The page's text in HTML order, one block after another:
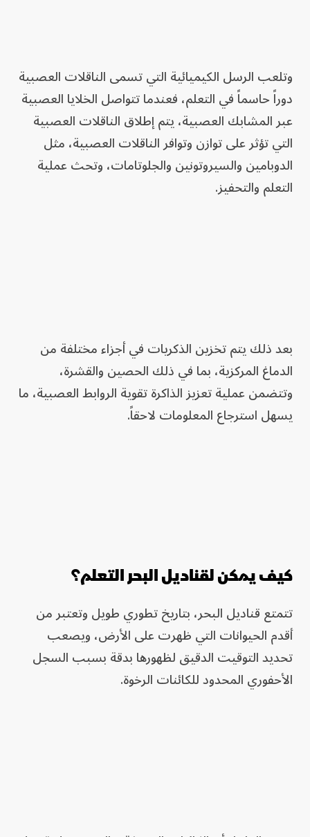
وتلعب الرسل الكيميائية التي تسمى الناقلات العصبية
دوراً حاسماً في التعلم، فعندما تتواصل الخلايا العصبية
عبر المشابك العصبية، يتم إطلاق الناقلات العصبية
التي تؤثر على توازن وتوافر الناقلات العصبية، مثل
الدوبامين والسيروتونين والجلوتامات، وتحث عملية
التعلم والتحفيز.
بعد ذلك يتم تخزين الذكريات في أجزاء مختلفة من
الدماغ المركزية، بما في ذلك الحصين والقشرة،
وتتضمن عملية تعزيز الذاكرة تقوية الروابط العصبية، ما
يسهل استرجاع المعلومات لاحقاً.
كيف يمكن لقناديل البحر التعلم؟
تتمتع قناديل البحر، بتاريخ تطوري طويل وتعتبر من
أقدم الحيوانات التي ظهرت على الأرض، ويصعب
تحديد التوقيت الدقيق لظهورها بدقة بسبب السجل
الأحفوري المحدود للكائنات الرخوة.